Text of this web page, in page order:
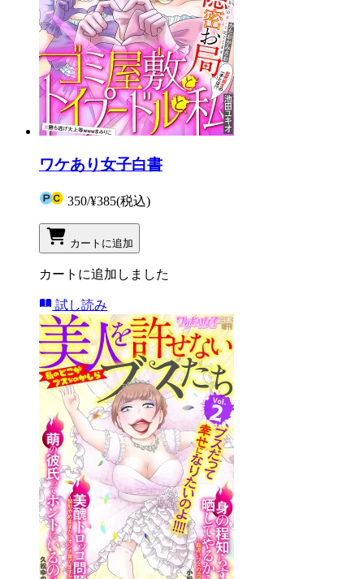
ワケあり女子白書
350/¥385(税込)
カートに追加
カートに追加しました
試し読み